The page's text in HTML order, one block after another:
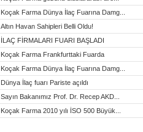
Koçak Farma Dünya İlaç Fuarına Damg...
Altın Havan Sahipleri Belli Oldu!
İLAÇ FİRMALARI FUARI BAŞLADI
Koçak Farma Frankfurttaki Fuarda
Koçak Farma Dünya İlaç Fuarına Damg...
Dünya İlaç fuarı Pariste açıldı
Sayın Bakanımız Prof. Dr. Recep AKD...
Koçak Farma 2010 yılı İSO 500 Büyük...